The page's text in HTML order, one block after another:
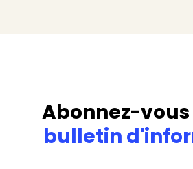
Abonnez-
bulletin